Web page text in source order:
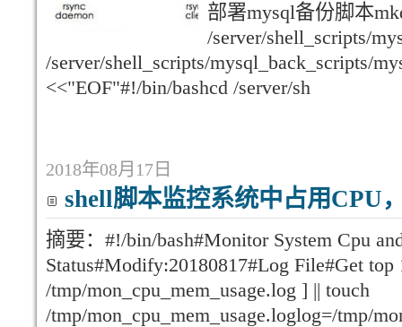
部署mysql备份脚本
/server/shell_scripts/
/server/shell_scripts/mysql_back_scripts/
<<"EOF"#!/bin/bashcd /server/sh
2018年08月17日
shell脚本监控系统中占用CPU
摘要：#!/bin/bash#Monitor System Cpu
Status#Modify:20180817#Log File#Get top
/tmp/mon_cpu_mem_usage.log ] || touch
/tmp/mon_cpu_mem_usage.loglog=/tmp/